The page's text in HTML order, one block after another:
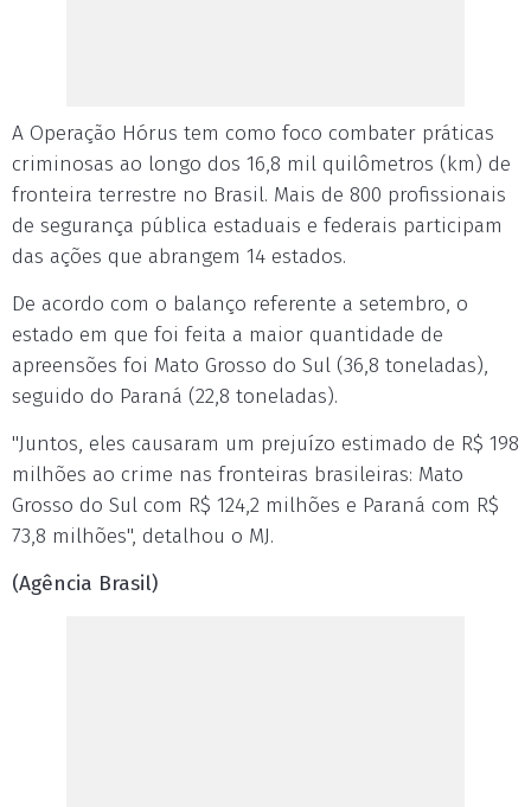
A Operação Hórus tem como foco combater práticas
criminosas ao longo dos 16,8 mil quilômetros (km) de
fronteira terrestre no Brasil. Mais de 800 profissionais
de segurança pública estaduais e federais participam
das ações que abrangem 14 estados.
De acordo com o balanço referente a setembro, o
estado em que foi feita a maior quantidade de
apreensões foi Mato Grosso do Sul (36,8 toneladas),
seguido do Paraná (22,8 toneladas).
"Juntos, eles causaram um prejuízo estimado de R$ 198
milhões ao crime nas fronteiras brasileiras: Mato
Grosso do Sul com R$ 124,2 milhões e Paraná com R$
73,8 milhões", detalhou o MJ.
(Agência Brasil)